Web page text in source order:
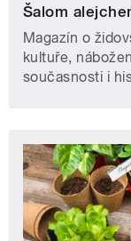
Šalom
Magazín o
kultuře,
současnosti i